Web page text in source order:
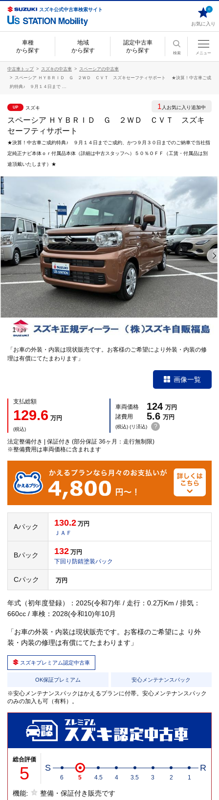
スズキ公式中古車検索サイト
お気に入り
0
車種
から探す
地域
から探す
認定中古車
から探す
検索 メニュー
中古車トップ スズキの中古車
スペーシアの中古車
スペーシア ＨＹＢＲＩＤ Ｇ ２ＷＤ ＣＶＴ スズキセーフティサポート ★決算！中古車ご成
約特典♪ ９月１４日まで ...
UP スズキ
スペーシア ＨＹＢＲＩＤ Ｇ ２ＷＤ ＣＶＴ スズキ
セーフティサポート
★決算！中古車ご成約特典♪ ９月１４日までご成約、かつ９月３０日までのご納車で当社指
定純正ナビ本体ｏｒ付属品本体（詳細は中古スタッフへ）５０％ＯＦＦ（工賃・付属品は別
途頂戴いたします）★
「お車の外装・内装は現状販売です。お客様のご希望により外装・内装の修
理は有償にてたまわります」
1/29
画像一覧
支払総額
129.6 万円
(税込)
車両価格 124 万円
諸費用
5.6 万円
(税込) (リ済込) ?
法定整備付き | 保証付き (部分保証 36ヶ月：走行無制限)
※整備費用は車両価格に含まれます
Aパック 130.2 万円
ＪＡＦ
Bパック 132 万円
下回り防錆塗装パック
Cパック 万円
年式（初年度登録）：2025(令和7)年 / 走行：0.2万Km / 排気：
660cc / 車検：2028(令和10)年10月
「お車の外装・内装は現状販売です。お客様のご希望によ り外
装・内装の修理は有償にてたまわります」
スズキプレミアム認定中古車
OK保証プレミアム 安心メンテナンスパック
※安心メンテナンスパックはかえるプランに付帯。安心メンテナンスパック
のみの加入も可（有料）。
総合評価
5 S R
6 5 4.5 4 3.5 3 2 1
機能:
整備・保証付き販売です
1 人お気に入り追加中